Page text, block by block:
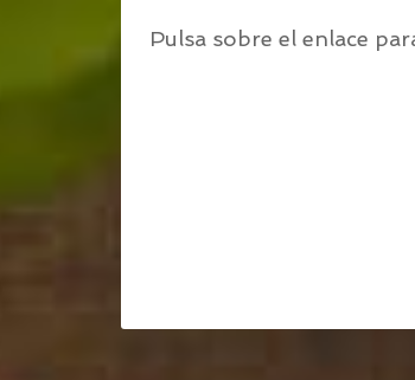
Pulsa sobre el enlace